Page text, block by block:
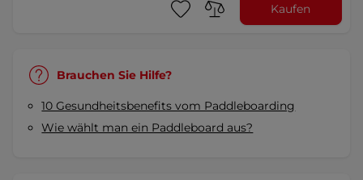
Kaufen
Brauchen Sie Hilfe?
10 Gesundheitsbenefits vom Paddleboarding
Wie wählt man ein Paddleboard aus?